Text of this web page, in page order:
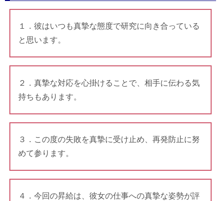
１．彼はいつも真摯な態度で研究に向き合っている
と思います。
２．真摯な対応を心掛けることで、相手に伝わる気
持ちもあります。
３．この度の失敗を真摯に受け止め、再発防止に努
めて参ります。
４．今回の昇給は、彼女の仕事への真摯な姿勢が評